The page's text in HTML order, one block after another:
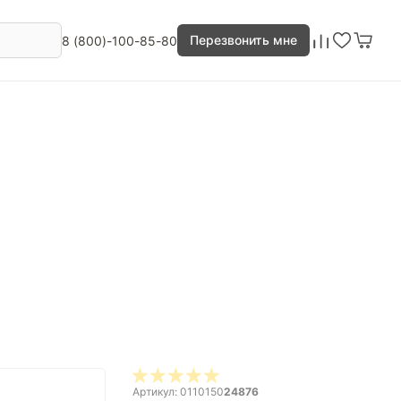
8 (800)-100-85-80 Перезвонить мне
Артикул: 011015024876